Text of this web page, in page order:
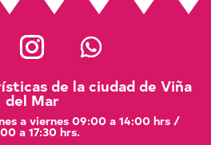
de la ciudad de Viña
del Mar
a viernes 09:00 a 14:00 hrs /
a 17:30 hrs.